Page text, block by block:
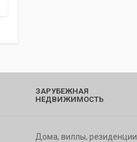
ЗАРУБЕЖНАЯ
НЕДВИЖИМОСТЬ
Дома, виллы, резиденции